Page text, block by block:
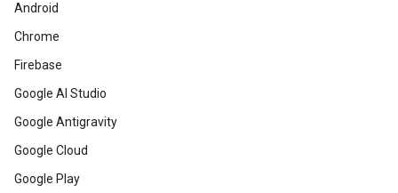
Android
Chrome
Firebase
Google AI Studio
Google Antigravity
Google Cloud
Google Play